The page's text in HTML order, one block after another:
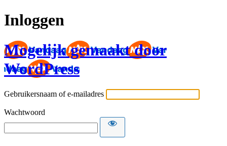
Inloggen
Mogelijk gemaakt door
WordPress
Gebruikersnaam of e-mailadres
Wachtwoord